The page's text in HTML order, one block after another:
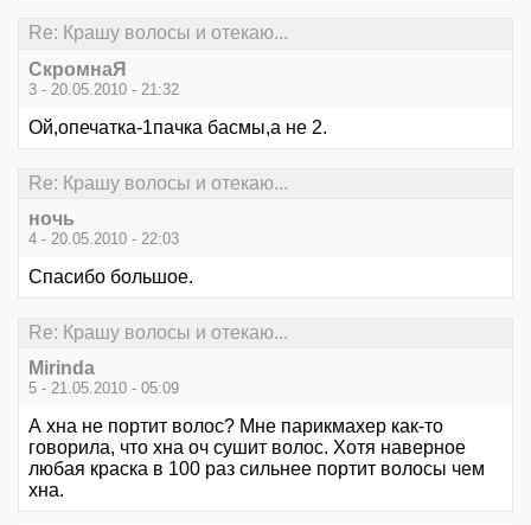
Re: Крашу волосы и отекаю...
СкромнаЯ
3 - 20.05.2010 - 21:32
Ой,опечатка-1пачка басмы,а не 2.
Re: Крашу волосы и отекаю...
ночь
4 - 20.05.2010 - 22:03
Спасибо большое.
Re: Крашу волосы и отекаю...
Mirinda
5 - 21.05.2010 - 05:09
А хна не портит волос? Мне парикмахер как-то
говорила, что хна оч сушит волос. Хотя наверное
любая краска в 100 раз сильнее портит волосы чем
хна.